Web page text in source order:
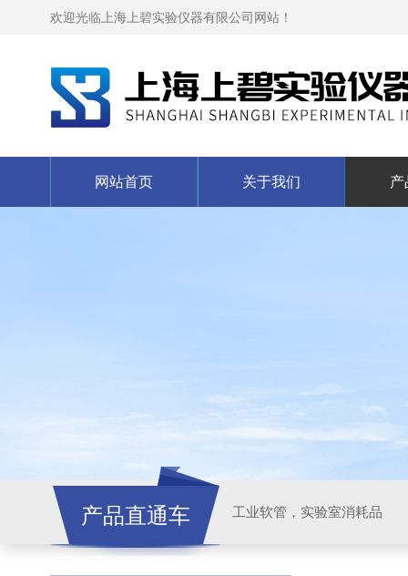
欢迎光临上海上碧实验仪器有限公司网站！
网站首页 关于我们 产
产品直通车 工业软管，实验室消耗品